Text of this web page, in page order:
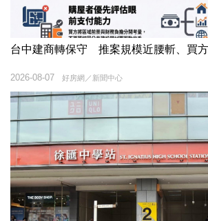
台中建商轉保守 推案規模近腰斬、買
好房網／新聞中心
2026-08-07